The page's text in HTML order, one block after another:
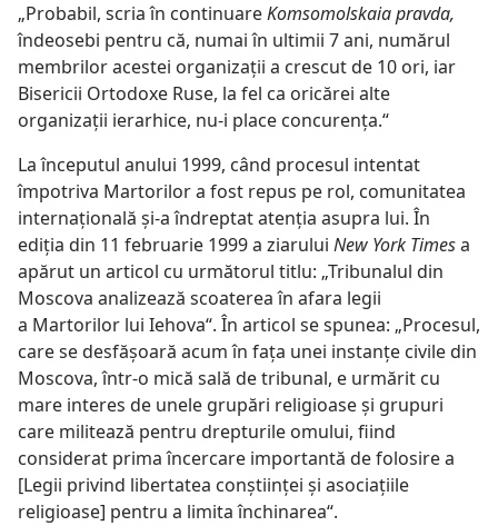
„Probabil, scria în continuareKomsomolskaia pravda,
îndeosebi pentru că, numai în ultimii 7 ani, numărul
membrilor acestei organizaţii a crescut de 10 ori, iar
Bisericii Ortodoxe Ruse, la fel ca oricărei alte
organizaţii ierarhice, nu-i place concurenţa.“
La începutul anului 1999, când procesul intentat
împotriva Martorilor a fost repus pe rol, comunitatea
internaţională şi-a îndreptat atenţia asupra lui. În
ediţia din 11 februarie 1999 a ziarului New York Timesa
apărut un articol cu următorul titlu: „Tribunalul din
Moscova analizează scoaterea în afara legii
a Martorilor lui Iehova“. În articol se spunea: „Procesul,
care se desfăşoară acum în faţa unei instanţe civile din
Moscova, într-o mică sală de tribunal, e urmărit cu
mare interes de unele grupări religioase şi grupuri
care militează pentru drepturile omului, fiind
considerat prima încercare importantă de folosire a
[Legii privind libertatea conştiinţei şi asociaţiile
religioase] pentru a limita închinarea“.